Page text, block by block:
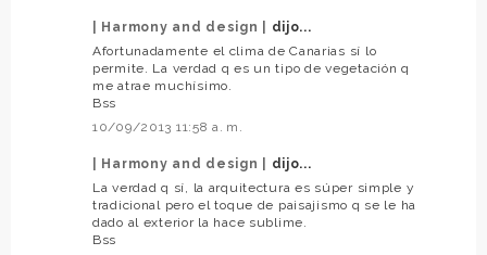
| Harmony and design |
dijo...
Afortunadamente el clima de Canarias sí lo
permite. La verdad q es un tipo de vegetación q
me atrae muchísimo.
Bss
10/09/2013 11:58 a. m.
| Harmony and design |
dijo...
La verdad q sí, la arquitectura es súper simple y
tradicional pero el toque de paisajismo q se le ha
dado al exterior la hace sublime.
Bss